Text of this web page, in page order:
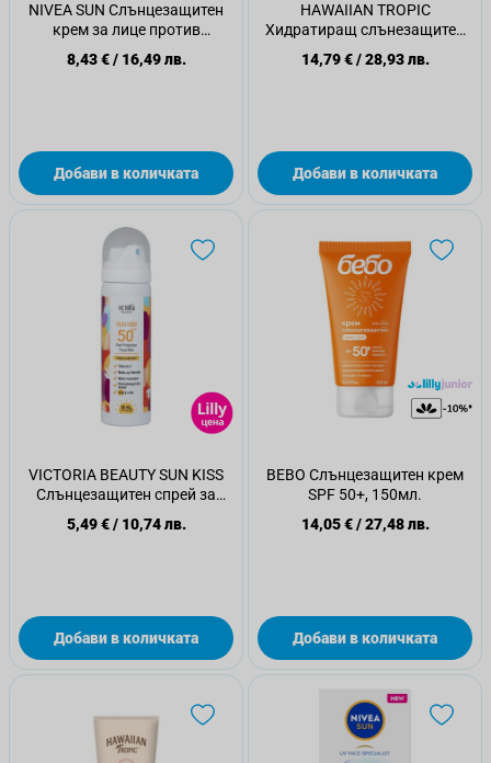
NIVEA SUN Слънцезащитен
крем за лице против
пигментация SPF 50+, 50 мл
8,43 €/ 16,49 лв.
Добави в количката
HAWAIIAN TROPIC
Хидратиращ слънезащитен
спрей SPF50, 220ml
14,79 €/28,93 лв.
Добави в количката
VICTORIA BEAUTY SUN KISS
Слънцезащитен спрей за
лице SPF50, 50 мл
5,49 €/ 10,74 лв.
Добави в количката
BEBO Слънцезащитен крем
SPF 50+, 150мл.
14,05 €/27,48 лв.
Добави в количката